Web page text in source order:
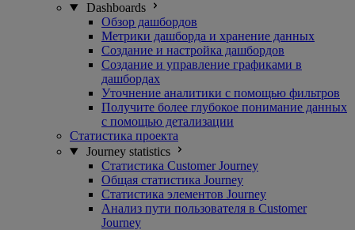
Dashboards
Обзор дашбордов
Метрики дашборда и хранение данных
Создание и настройка дашбордов
Создание и управление графиками в
дашбордах
Уточнение аналитики с помощью фильтров
Получите более глубокое понимание данных
с помощью детализации
Статистика проекта
Journey statistics
Статистика Customer Journey
Общая статистика Journey
Статистика элементов Journey
Анализ пути пользователя в Customer
Journey